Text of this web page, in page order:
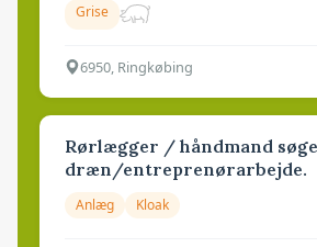
Grise
6950, Ringkøbing
Rørlægger / håndmand
dræn/entreprenørarbejde.
Anlæg Kloak